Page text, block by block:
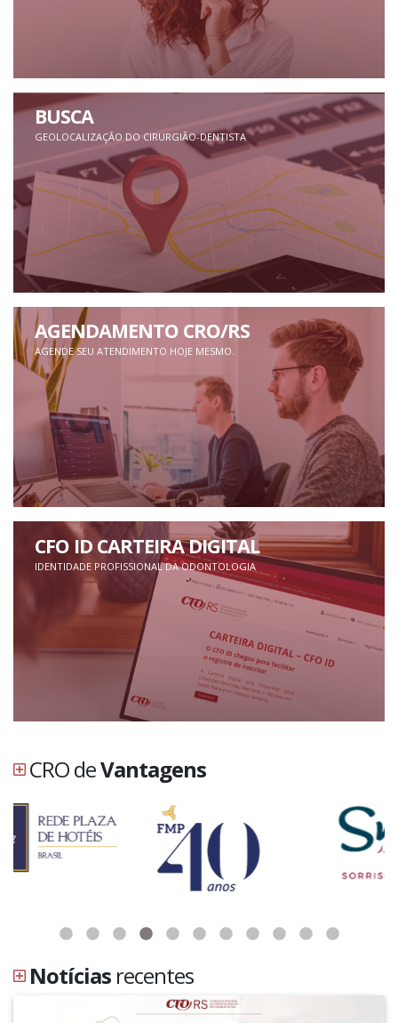
BUSCA
GEOLOCALIZAÇÃO DO CIRURGIÃO-DENTISTA
AGENDAMENTO CRO/RS
AGENDE SEU ATENDIMENTO HOJE MESMO.
CFO ID CARTEIRA DIGITAL
IDENTIDADE PROFISSIONAL DA ODONTOLOGIA
CRO deVantagens
Notícias recentes